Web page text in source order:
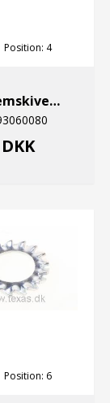
Position: 4
Position: 6